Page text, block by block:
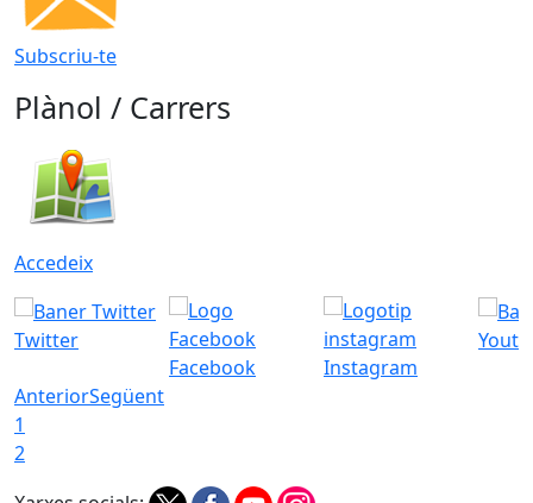
Subscriu-te
Plànol / Carrers
Accedeix
Twitter
Facebook
Instagram
AnteriorSegüent
1
2